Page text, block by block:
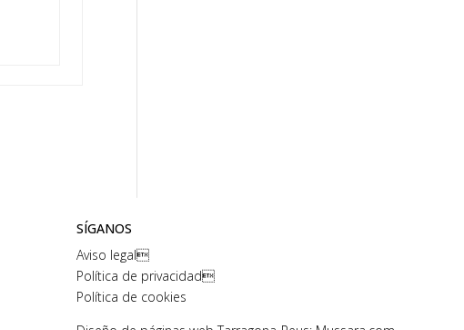
SÍGANOS
Aviso legal
Política de privacidad
Política de cookies